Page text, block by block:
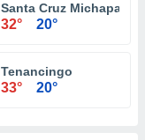
Santa Cruz Michapa
32° 20°
Tenancingo
33° 20°